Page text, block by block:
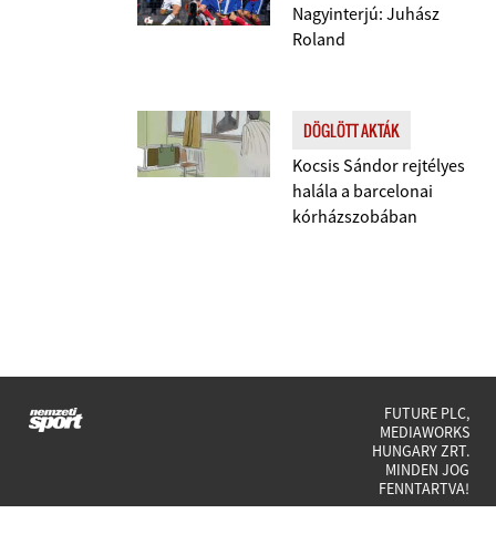
Nagyinterjú: Juhász
Roland
DÖGLÖTT AKTÁK
Kocsis Sándor rejtélyes
halála a barcelonai
kórházszobában
FUTURE PLC,
MEDIAWORKS
HUNGARY ZRT.
MINDEN JOG
FENNTARTVA!